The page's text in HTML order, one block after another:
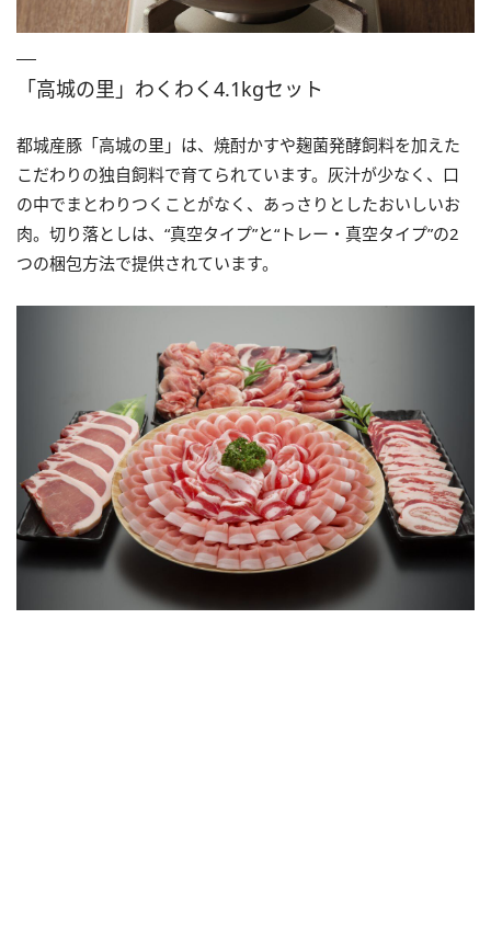
「高城の里」わくわく4.1kgセット
都城産豚「高城の里」は、焼酎かすや麹菌発酵飼料を加えた
こだわりの独自飼料で育てられています。灰汁が少なく、口
の中でまとわりつくことがなく、あっさりとしたおいしいお
肉。切り落としは、“真空タイプ”と“トレー・真空タイプ”の2
つの梱包方法で提供されています。